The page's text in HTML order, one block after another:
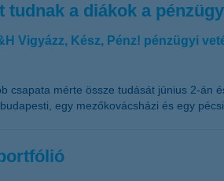
tudnak a diákok a
Vigyázz, Kész, Pénz! pénzügyi
csapata mérte össze tudását június 2-án
egy mezőkovácsházi és egy